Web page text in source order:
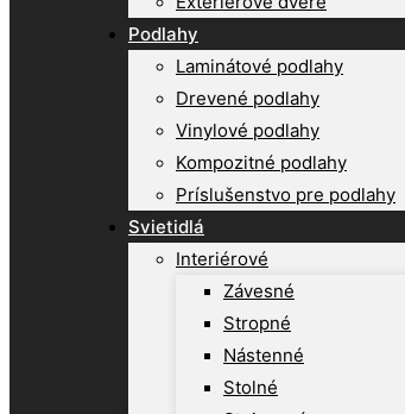
Podlahy
Laminátové podlahy
Drevené podlahy
Vinylové podlahy
Kompozitné podlahy
Príslušenstvo pre podlahy
Svietidlá
Interiérové
Závesné
Stropné
Nástenné
Stolné